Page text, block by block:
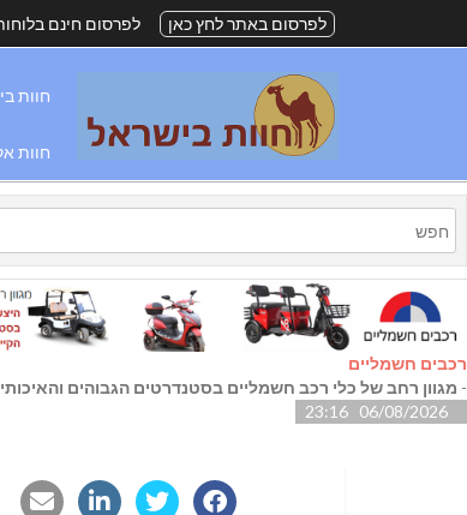
לפרסום באתר לחץ כאן לפרסום חינם
חוות
חוות
רכבים חשמליים
- מגוון רחב של כלי רכב חשמליים בסטנדרטים הגבוהים
06/08/2026 23:16